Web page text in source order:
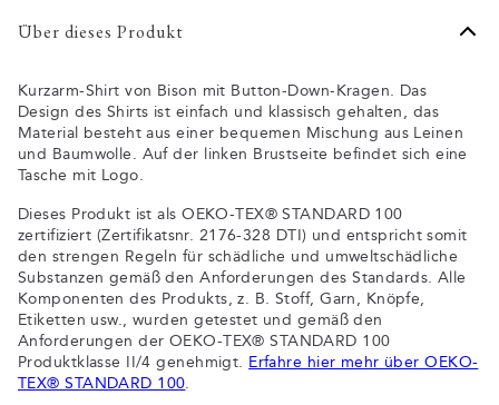
Über dieses Produkt
Kurzarm-Shirt von Bison mit Button-Down-Kragen. Das
Design des Shirts ist einfach und klassisch gehalten, das
Material besteht aus einer bequemen Mischung aus Leinen
und Baumwolle. Auf der linken Brustseite befindet sich eine
Tasche mit Logo.
Dieses Produkt ist als OEKO-TEX® STANDARD 100
zertifiziert (Zertifikatsnr. 2176-328 DTI) und entspricht somit
den strengen Regeln für schädliche und umweltschädliche
Substanzen gemäß den Anforderungen des Standards. Alle
Komponenten des Produkts, z. B. Stoff, Garn, Knöpfe,
Etiketten usw., wurden getestet und gemäß den
Anforderungen der OEKO-TEX® STANDARD 100
Produktklasse II/4 genehmigt. Erfahre hier mehr über OEKO-
TEX® STANDARD 100.